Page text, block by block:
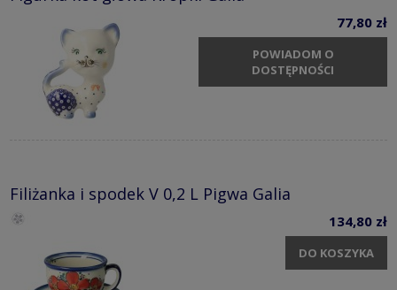
77,80 zł
POWIADOM O
DOSTĘPNOŚCI
Filiżanka i spodek V 0,2 L Pigwa Galia
134,80 zł
DO KOSZYKA